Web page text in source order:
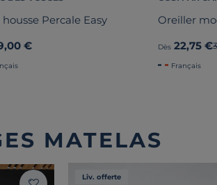
housse Percale Easy
€
Oreiller
Dès 22,75 €
Français
MATELAS
Liv. offerte